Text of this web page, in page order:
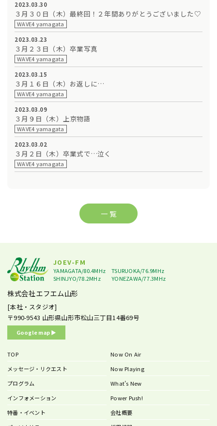
2023.03.30
３月３０日（木）最終回！２年間ありがとうございました♡
WAVE4 yamagata
2023.03.23
３月２３日（木）卒業写真
WAVE4 yamagata
2023.03.15
３月１６日（木）お返しに…
WAVE4 yamagata
2023.03.09
３月９日（木）上京物語
WAVE4 yamagata
2023.03.02
３月２日（木）卒業式で…泣く
WAVE4 yamagata
一 覧
JOEV-FM
YAMAGATA/80.4MHz
TSURUOKA/76.9MHz
SHINJYO/78.2MHz
YONEZAWA/77.3MHz
株式会社エフエム山形
[本社・スタジオ]
〒990-9543 山形県山形市松山三丁目14番69号
Google map ▶︎
TOP
メッセージ・リクエスト
プログラム
インフォメーション
特番・イベント
Now On Air
Now Playing
What’s New
Power Push!
会社概要